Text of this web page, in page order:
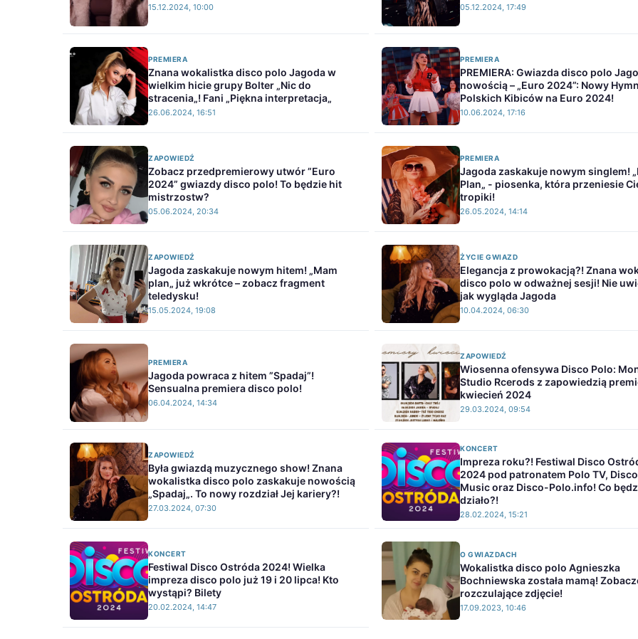
15.12.2024, 10:00 05.12.2024, 17:49
PREMIERA
Znana wokalistka disco polo Jagoda w
wielkim hicie grupy Bolter „Nic do
stracenia„! Fani „Piękna interpretacja„
26.06.2024, 16:51
PREMIERA
PREMIERA: Gwiazda disco polo
nowością – „Euro 2024”: Nowy
Polskich Kibiców na Euro 2024!
10.06.2024, 17:16
ZAPOWIEDŹ
Zobacz przedpremierowy utwór ”Euro
2024” gwiazdy disco polo! To będzie hit
mistrzostw?
05.06.2024, 20:34
PREMIERA
Jagoda zaskakuje nowym singlem!
Plan„ - piosenka, która przeniesie
tropiki!
26.05.2024, 14:14
ZAPOWIEDŹ
Jagoda zaskakuje nowym hitem! „Mam
plan„ już wkrótce – zobacz fragment
teledysku!
15.05.2024, 19:08
ŻYCIE GWIAZD
Elegancja z prowokacją?! Znana
disco polo w odważnej sesji! Nie
jak wygląda Jagoda
10.04.2024, 06:30
PREMIERA
Jagoda powraca z hitem ”Spadaj”!
Sensualna premiera disco polo!
06.04.2024, 14:34
ZAPOWIEDŹ
Wiosenna ofensywa Disco Polo:
Studio Rcerods z zapowiedzią
kwiecień 2024
29.03.2024, 09:54
ZAPOWIEDŹ
Była gwiazdą muzycznego show! Znana
wokalistka disco polo zaskakuje nowością
„Spadaj„. To nowy rozdział Jej kariery?!
27.03.2024, 07:30
KONCERT
Impreza roku?! Festiwal Disco
2024 pod patronatem Polo TV,
Music oraz Disco-Polo.info! Co
działo?!
28.02.2024, 15:21
KONCERT
Festiwal Disco Ostróda 2024! Wielka
impreza disco polo już 19 i 20 lipca! Kto
wystąpi? Bilety
20.02.2024, 14:47
O GWIAZDACH
Wokalistka disco polo Agnieszka
Bochniewska została mamą!
rozczulające zdjęcie!
17.09.2023, 10:46